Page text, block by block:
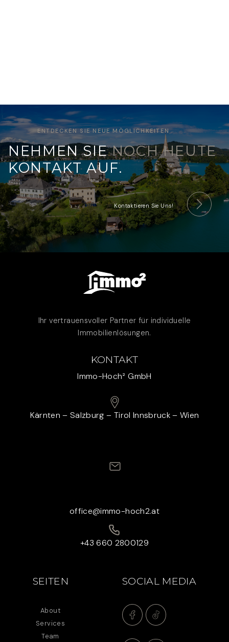
ENTDECKEN SIE NEUE MÖGLICHKEITEN
NEHMEN SIENOCH HEUTE
KONTAKT AUF.
Kontaktieren Sie Uns!
Ihr vertrauensvoller Partner für individuelle
Immobilienlösungen.
KONTAKT
Immo-Hoch² GmbH
Kärnten – Salzburg – Tirol Innsbruck – Wien
office@immo-hoch2.at
+43 660 2800129
SEITEN
About
Services
Team
SOCIAL MEDIA